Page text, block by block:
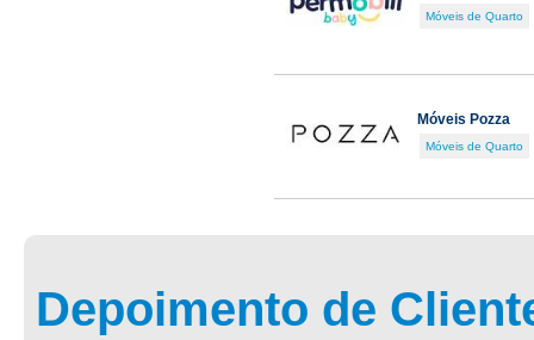
Móveis de Quarto
Móveis Pozza
Móveis de Quarto
Depoimento de